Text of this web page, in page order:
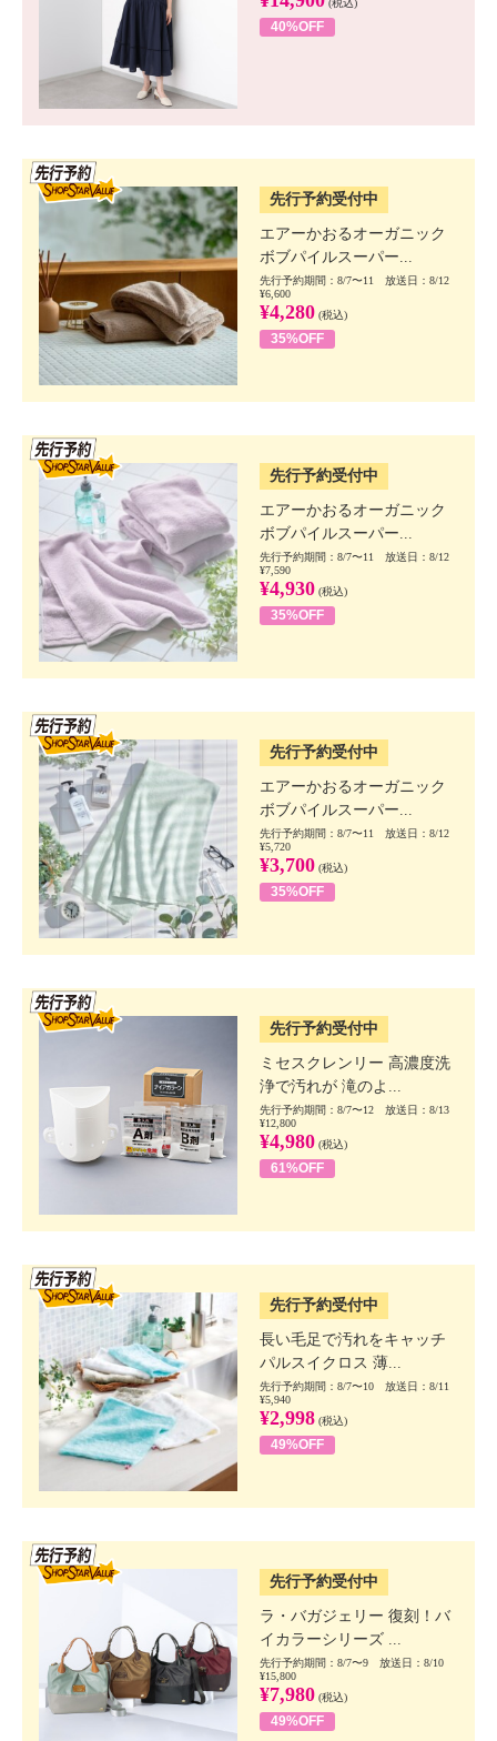
(税込)
40%OFF
先行予約受付中
エアーかおるオーガニック
ボブパイルスーパー...
先行予約期間：8/7〜11 放送日：8/12
¥6,600
¥4,280 (税込)
35%OFF
先行予約受付中
エアーかおるオーガニック
ボブパイルスーパー...
先行予約期間：8/7〜11 放送日：8/12
¥7,590
¥4,930 (税込)
35%OFF
先行予約受付中
エアーかおるオーガニック
ボブパイルスーパー...
先行予約期間：8/7〜11 放送日：8/12
¥5,720
¥3,700 (税込)
35%OFF
先行予約受付中
ミセスクレンリー 高濃度洗
浄で汚れが 滝のよ...
先行予約期間：8/7〜12 放送日：8/13
¥12,800
¥4,980 (税込)
61%OFF
先行予約受付中
長い毛足で汚れをキャッチ
パルスイクロス 薄...
先行予約期間：8/7〜10 放送日：8/11
¥5,940
¥2,998 (税込)
49%OFF
先行予約受付中
ラ・バガジェリー 復刻！バ
イカラーシリーズ ...
先行予約期間：8/7〜9 放送日：8/10
¥15,800
¥7,980 (税込)
49%OFF